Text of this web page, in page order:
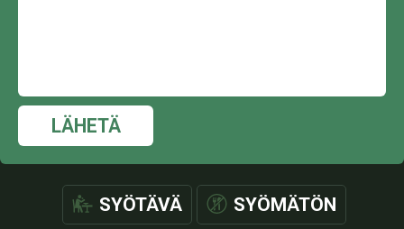
LÄHETÄ
SYÖTÄVÄ SYÖMÄTÖN